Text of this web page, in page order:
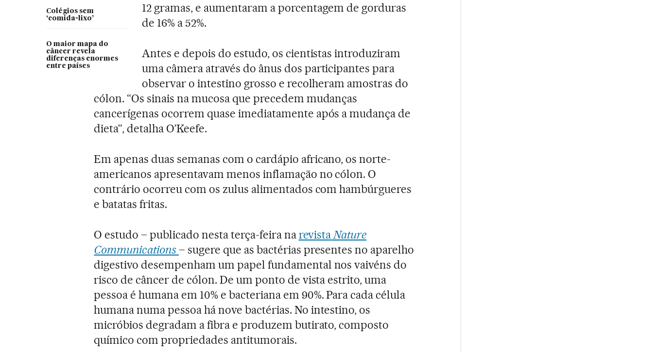
Colégios sem
‘comida-lixo’
O maior mapa do
câncer revela
diferenças enormes
entre países
12 gramas, e aumentaram a porcentagem de gorduras
de 16% a 52%.
Antes e depois do estudo, os cientistas introduziram
uma câmera através do ânus dos participantes para
observar o intestino grosso e recolheram amostras do
cólon. “Os sinais na mucosa que precedem mudanças
cancerígenas ocorrem quase imediatamente após a mudança de
dieta”, detalha O’Keefe.
Em apenas duas semanas com o cardápio africano, os norte-
americanos apresentavam menos inflamação no cólon. O
contrário ocorreu com os zulus alimentados com hambúrgueres
e batatas fritas.
O estudo – publicado nesta terça-feira narevistaNature
Communications – sugere que as bactérias presentes no aparelho
digestivo desempenham um papel fundamental nos vaivéns do
risco de câncer de cólon. De um ponto de vista estrito, uma
pessoa é humana em 10% e bacteriana em 90%. Para cada célula
humana numa pessoa há nove bactérias. No intestino, os
micróbios degradam a fibra e produzem butirato, composto
químico com propriedades antitumorais.